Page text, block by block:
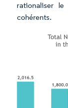
rationaliser
cohérents.